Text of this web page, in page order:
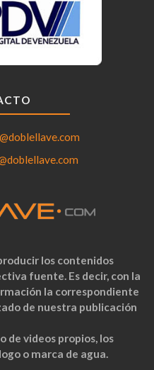
los contenidos
fuente. Es decir, con la
la correspondiente
de nuestra publicación
de videos propios, los
o marca de agua.